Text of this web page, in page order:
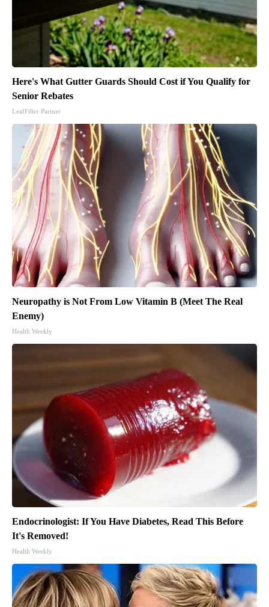
Here's What Gutter Guards Should Cost if You Qualify for
Senior Rebates
LeafFilter Partner
Neuropathy is Not From Low Vitamin B (Meet The Real
Enemy)
Health Weekly
Endocrinologist: If You Have Diabetes, Read This Before
It's Removed!
Health Weekly